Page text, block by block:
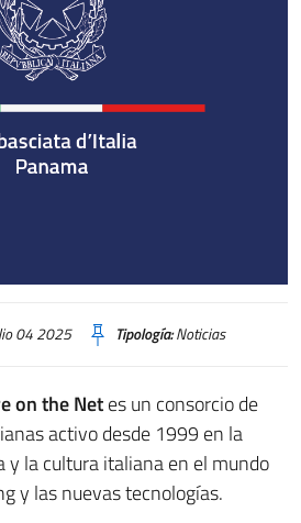
04 2025 Tipología:Noticias
on the Netes un consorcio de
activo desde 1999 en la
y la cultura italiana en el mundo
y las nuevas tecnologías.